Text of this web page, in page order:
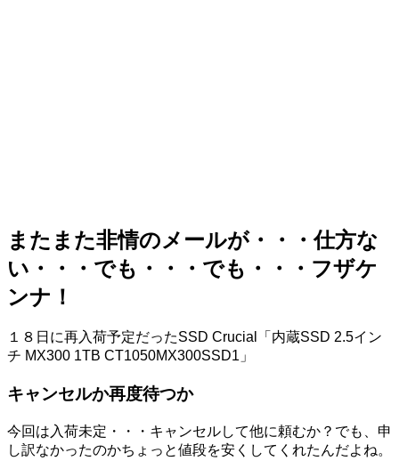
またまた非情のメールが・・・仕方な
い・・・でも・・・でも・・・フザケ
ンナ！
１８日に再入荷予定だったSSD Crucial「内蔵SSD 2.5イン
チ MX300 1TB CT1050MX300SSD1」
キャンセルか再度待つか
今回は入荷未定・・・キャンセルして他に頼むか？でも、申
し訳なかったのかちょっと値段を安くしてくれたんだよね。